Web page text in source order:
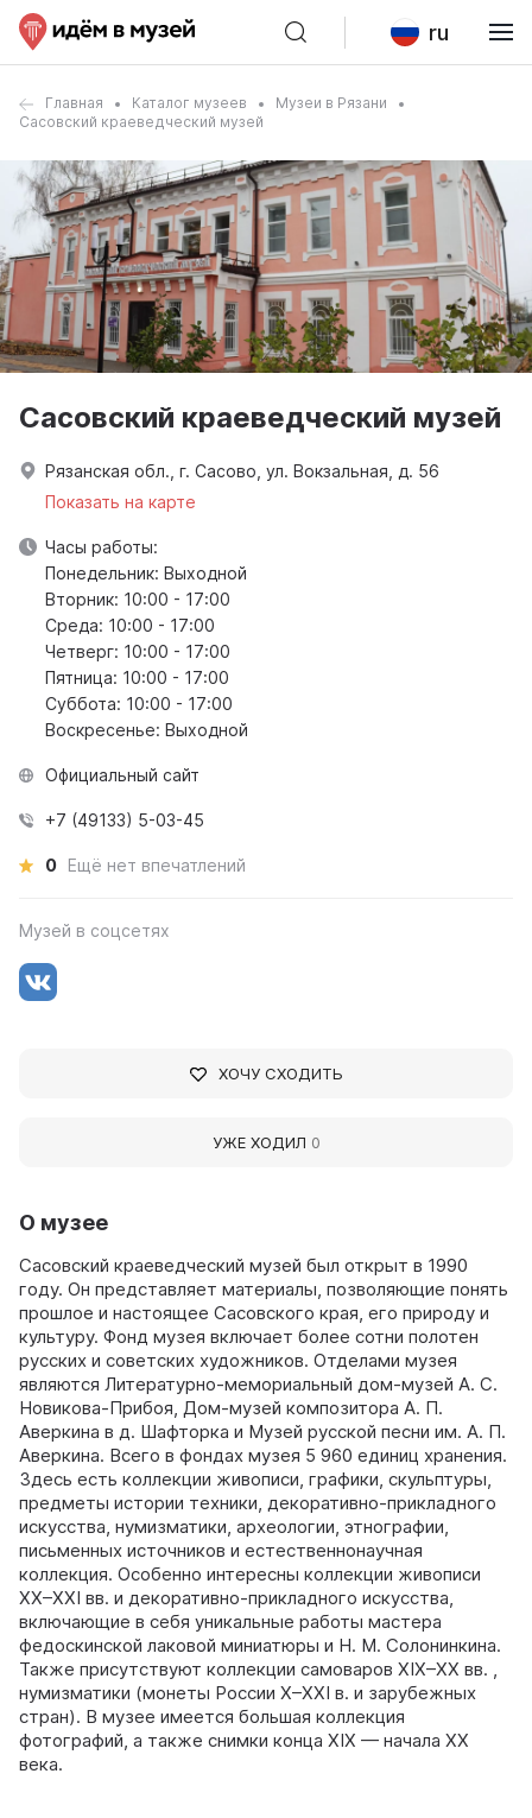
ru
Главная Каталог музеев
Музеи в Рязани
Сасовский краеведческий музей
О музее
Сасовский краеведческий музей был открыт в 1990
году. Он представляет материалы, позволяющие понять
прошлое и настоящее Сасовского края, его природу и
культуру. Фонд музея включает более сотни полотен
русских и советских художников. Отделами музея
являются Литературно-мемориальный дом-музей А. С.
Новикова-Прибоя, Дом-музей композитора А. П.
Аверкина в д. Шафторка и Музей русской песни им. А. П.
Аверкина. Всего в фондах музея 5 960 единиц хранения.
Здесь есть коллекции живописи, графики, скульптуры,
предметы истории техники, декоративно-прикладного
искусства, нумизматики, археологии, этнографии,
письменных источников и естественнонаучная
коллекция. Особенно интересны коллекции живописи
XX–XXI вв. и декоративно-прикладного искусства,
включающие в себя уникальные работы мастера
федоскинской лаковой миниатюры и Н. М. Солонинкина.
Также присутствуют коллекции самоваров XIX–XX вв. ,
нумизматики (монеты России X–XXI в. и зарубежных
стран). В музее имеется большая коллекция
фотографий, а также снимки конца XIX — начала XX
века.
Сасовский краеведческий музей
Рязанская обл., г. Сасово, ул. Вокзальная, д. 56
Показать на карте
Часы работы:
Понедельник: Выходной
Вторник: 10:00 - 17:00
Среда: 10:00 - 17:00
Четверг: 10:00 - 17:00
Пятница: 10:00 - 17:00
Суббота: 10:00 - 17:00
Воскресенье: Выходной
Официальный сайт
+7 (49133) 5-03-45
0 Ещё нет впечатлений
Музей в соцсетях
ХОЧУ СХОДИТЬ
УЖЕ ХОДИЛ 0